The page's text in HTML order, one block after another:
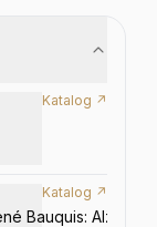
Katalog ↗
Bauquis: Alžírsko
Katalog ↗